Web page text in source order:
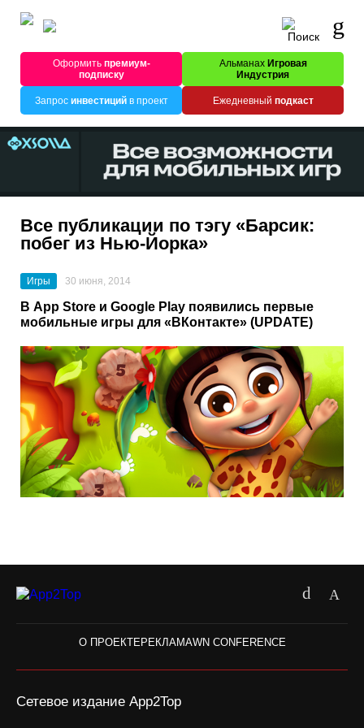
Оформитьпремиум-
подписку
Альманах Игровая
Индустрия
Запрос инвестицийв проект Ежедневный подкаст
Все публикации по тэгу «Барсик:
побег из Нью-Йорка»
Игры 30 июня, 2014
В App Store и Google Play появились первые
мобильные игры для «ВКонтакте» (UPDATE)
О ПРОЕКТЕРЕКЛАМАWN CONFERENCE
Сетевое издание App2Top